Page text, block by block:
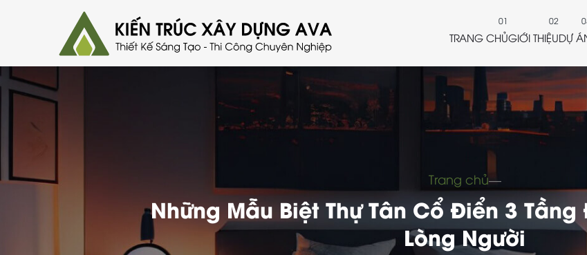
TRANG CHỦGIỚI THIỆUDỰ
Trang chủ―
Những Mẫu Biệt Thự Tân Cổ Điển 3
Lòng Người